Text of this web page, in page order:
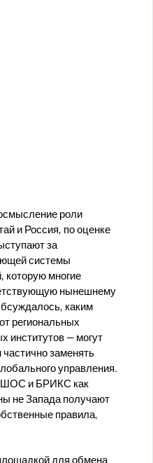
роли
и Россия, по оценке
за
системы
многие
нынешнему
каким
региональных
институтов — могут
заменять
управления.
ШОС и БРИКС как
не Запада получают
правила,
для обмена